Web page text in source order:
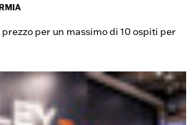
per un massimo di 10 ospiti per